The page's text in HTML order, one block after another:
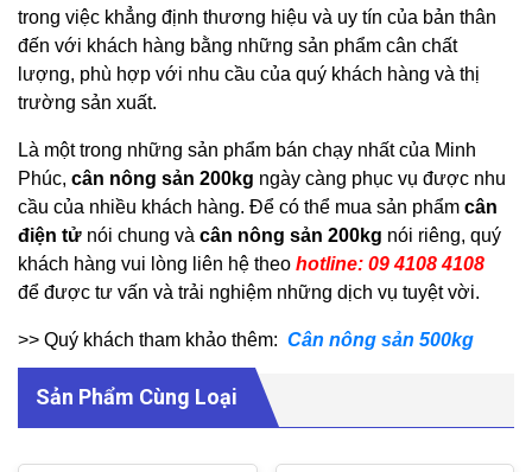
trong việc khẳng định thương hiệu và uy tín của bản thân
đến với khách hàng bằng những sản phẩm cân chất
lượng, phù hợp với nhu cầu của quý khách hàng và thị
trường sản xuất.
Là một trong những sản phẩm bán chạy nhất của Minh
Phúc, cân nông sản 200kg ngày càng phục vụ được nhu
cầu của nhiều khách hàng. Để có thể mua sản phẩm cân
điện tử nói chung và cân nông sản 200kg nói riêng, quý
khách hàng vui lòng liên hệ theo hotline: 09 4108 4108
để được tư vấn và trải nghiệm những dịch vụ tuyệt vời.
>> Quý khách tham khảo thêm: Cân nông sản 500kg
Sản Phẩm Cùng Loại